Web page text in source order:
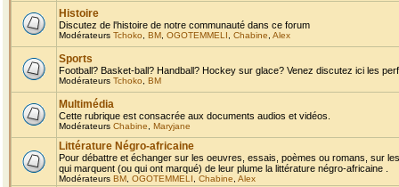
Histoire
Discutez de l'histoire de notre communauté dans ce forum
Modérateurs Tchoko BM OGOTEMMELI Chabine Alex
Sports
Football? Basket-ball? Handball? Hockey sur glace? Venez discutez ici les
Modérateurs Tchoko BM
Multimédia
Cette rubrique est consacrée aux documents audios et vidéos.
Modérateurs Chabine Maryjane
Littérature Négro-africaine
Pour débattre et échanger sur les oeuvres, essais, poèmes ou romans, sur
qui marquent (ou qui ont marqué) de leur plume la littérature négro-africaine .
Modérateurs BM OGOTEMMELI Chabine Alex